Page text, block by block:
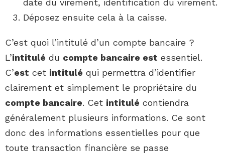
date du virement, identification du virement.
Déposez ensuite cela à la caisse.
C’est quoi l’intitulé d’un compte bancaire ?
L’intitulé du compte bancaire est essentiel.
C’est cet intitulé qui permettra d’identifier
clairement et simplement le propriétaire du
compte bancaire. Cet intitulé contiendra
généralement plusieurs informations. Ce sont
donc des informations essentielles pour que
toute transaction financière se passe